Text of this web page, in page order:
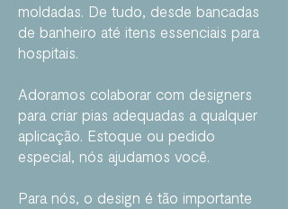
moldadas. De tudo, desde bancadas
de banheiro até itens essenciais para
hospitais.
Adoramos colaborar com designers
para criar pias adequadas a qualquer
aplicação. Estoque ou pedido
especial, nós ajudamos você.
Para nós, o design é tão importante